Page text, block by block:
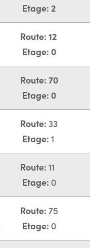
Etage: 2
Route: 12
Etage: 0
Route: 70
Etage: 0
Route: 33
Etage: 1
Route: 11
Etage: 0
Route: 75
Etage: 0